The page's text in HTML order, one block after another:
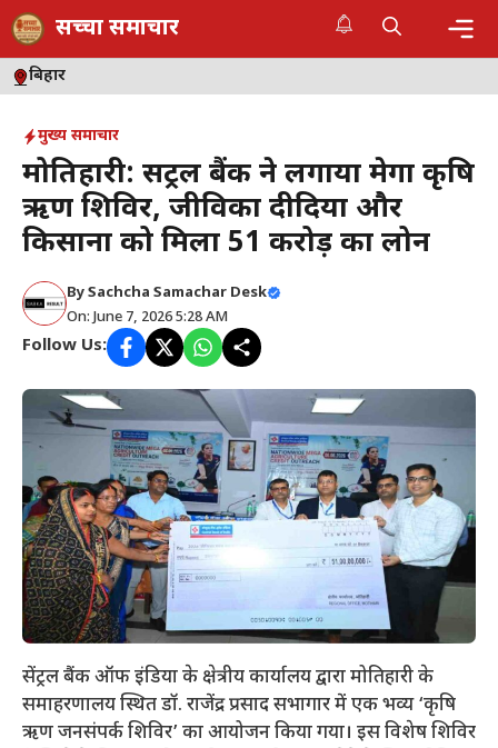
Skip
to
content
सच्चा समाचार
बिहार
मुख्य समाचार
मोतिहारी: सेंट्रल बैंक ने लगाया मेगा कृषि
ऋण शिविर, जीविका दीदियों और
किसानों को मिला ₹51 करोड़ का लोन
BySachcha Samachar Desk
On: June 7, 2026 5:28 AM
Follow Us:
सेंट्रल बैंक ऑफ इंडिया के क्षेत्रीय कार्यालय द्वारा मोतिहारी के
समाहरणालय स्थित डॉ. राजेंद्र प्रसाद सभागार में एक भव्य ‘कृषि
ऋण जनसंपर्क शिविर’ का आयोजन किया गया। इस विशेष शिविर